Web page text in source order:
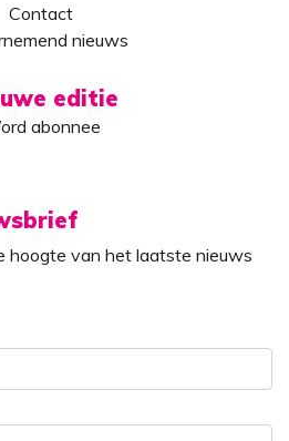
Contact
nieuws
editie
abonnee
hoogte van het laatste nieuws